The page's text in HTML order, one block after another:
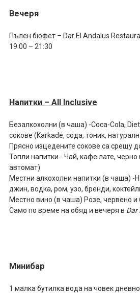
Вечеря
Пълен бюфет – Dar El Andalus
19:00 – 21:30
Напитки – All Inclusive
Безалкохолни (в чаша) -Coca-Cola,
сокове (Karkade, сода, тоник,
Прясно изцедените сокове са срещу
Топли напитки - Чай, кафе лате, черно
автомат)
Местни алкохолни напитки (в чаша) -
джин, водка, ром, узо, бренди,
Местно вино (в чаша) Розе, червено и
Само по време на обяд и вечеря в Dar
Минибар
1 малка бутилка вода на човек